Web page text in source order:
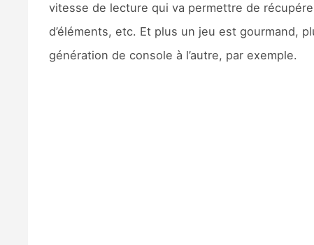
vitesse de lecture qui va permettre de
d’éléments, etc. Et plus un jeu est gourmand,
génération de console à l’autre, par exemple.